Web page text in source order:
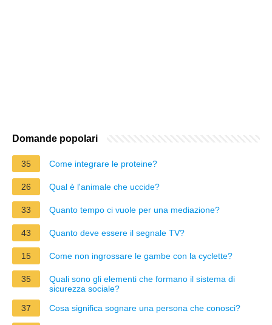
Domande popolari
35 Come integrare le proteine?
26 Qual è l'animale che uccide?
33 Quanto tempo ci vuole per una mediazione?
43 Quanto deve essere il segnale TV?
15 Come non ingrossare le gambe con la cyclette?
35
Quali sono gli elementi che formano il sistema di
sicurezza sociale?
37
Cosa significa sognare una persona che conosci?